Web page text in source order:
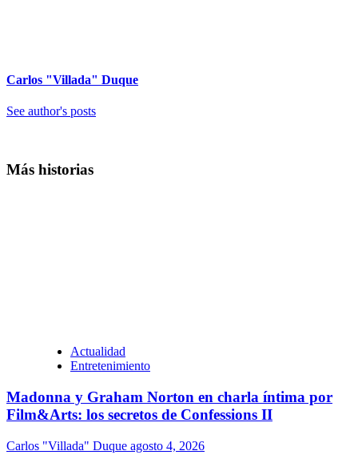
Carlos "Villada" Duque
See author's posts
Más historias
Actualidad
Entretenimiento
Madonna y Graham Norton en charla íntima por
Film&Arts: los secretos de Confessions II
Carlos "Villada" Duque agosto 4, 2026